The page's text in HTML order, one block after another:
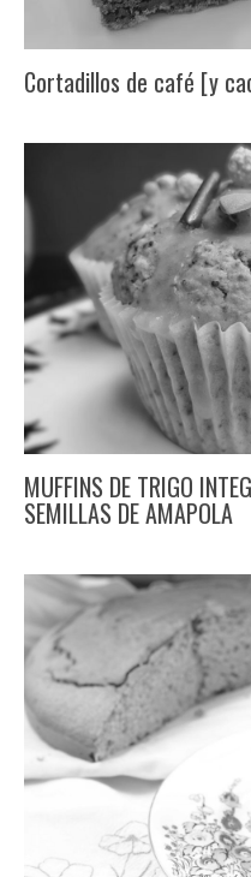
Cortadillos de café [y
MUFFINS DE TRIGO
SEMILLAS DE AMAPOLA